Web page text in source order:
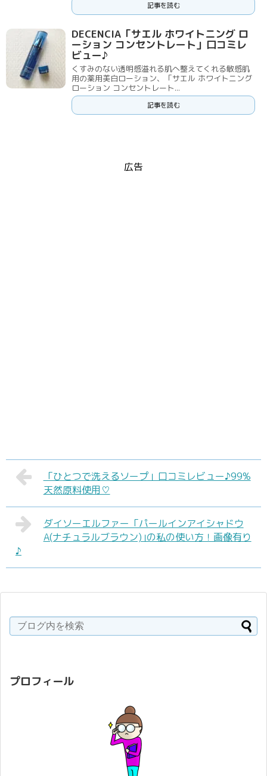
記事を読む
DECENCIA「サエル ホワイトニング ロ
ーション コンセントレート」口コミレ
ビュー♪
くすみのない透明感溢れる肌へ整えてくれる敏感肌
用の薬用美白ローション、「サエル ホワイトニング
ローション コンセントレート...
記事を読む
広告
「ひとつで洗えるソープ」口コミレビュー♪99%
天然原料使用♡
ダイソーエルファー「パールインアイシャドウ
A(ナチュラルブラウン)｣の私の使い方！画像有り
♪
プロフィール